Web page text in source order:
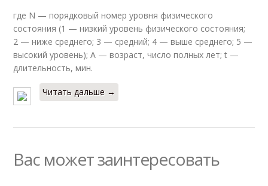
где N — порядковый номер уровня физического
состояния (1 — низкий уровень физического состояния;
2 — ниже среднего; 3 — средний; 4 — выше среднего; 5 —
высокий уровень); A — возраст, число полных лет; t —
длительность, мин.
Читать дальше →
Вас может заинтересовать